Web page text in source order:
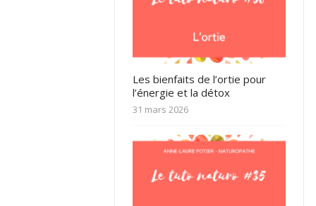
Les bienfaits de l’ortie pour
l’énergie et la détox
31 mars 2026